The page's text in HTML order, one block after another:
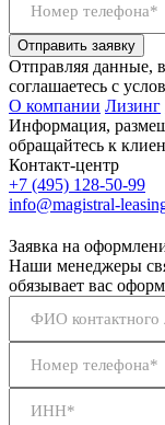
Номер телефона*
Отправить заявку
Отправляя данные,
соглашаетесь с
О компании Лизинг
Информация,
обращайтесь к
Контакт-центр
+7 (495) 128-50-99
info@magistral-
Заявка на
Наши менеджеры
обязывает вас
ФИО контактного
Номер телефона*
ИНН*